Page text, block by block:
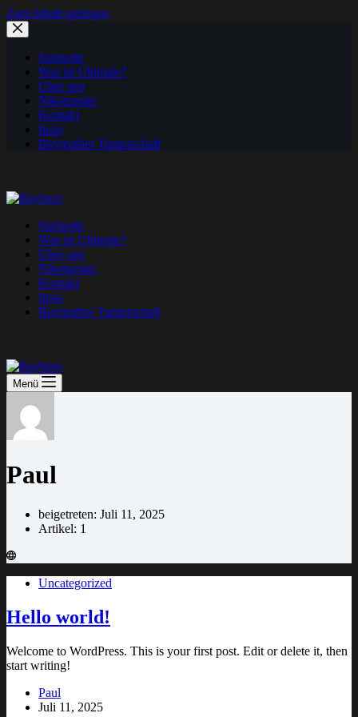
Zum Inhalt springen
Startseite
Was ist Ultimate?
Über uns
Nikoturnier
Kontakt
Insta
Bayreuther Turnerschaft
Startseite
Was ist Ultimate?
Über uns
Nikoturnier
Kontakt
Insta
Bayreuther Turnerschaft
Menü
Paul
beigetreten: Juli 11, 2025
Artikel: 1
Uncategorized
Hello world!
Welcome to WordPress. This is your first post. Edit or delete it, then
start writing!
Paul
Juli 11, 2025